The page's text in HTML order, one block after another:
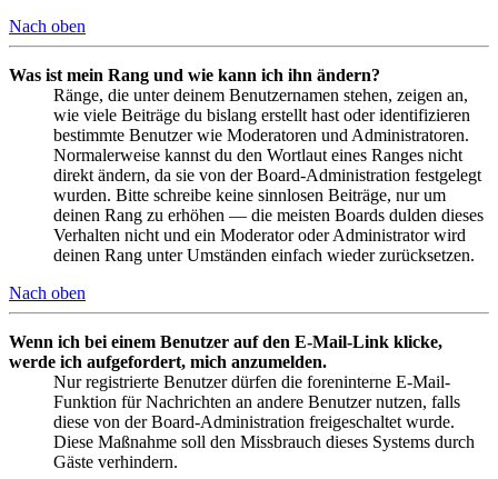
Nach oben
Was ist mein Rang und wie kann ich ihn ändern?
Ränge, die unter deinem Benutzernamen stehen, zeigen an,
wie viele Beiträge du bislang erstellt hast oder identifizieren
bestimmte Benutzer wie Moderatoren und Administratoren.
Normalerweise kannst du den Wortlaut eines Ranges nicht
direkt ändern, da sie von der Board-Administration festgelegt
wurden. Bitte schreibe keine sinnlosen Beiträge, nur um
deinen Rang zu erhöhen — die meisten Boards dulden dieses
Verhalten nicht und ein Moderator oder Administrator wird
deinen Rang unter Umständen einfach wieder zurücksetzen.
Nach oben
Wenn ich bei einem Benutzer auf den E-Mail-Link klicke,
werde ich aufgefordert, mich anzumelden.
Nur registrierte Benutzer dürfen die foreninterne E-Mail-
Funktion für Nachrichten an andere Benutzer nutzen, falls
diese von der Board-Administration freigeschaltet wurde.
Diese Maßnahme soll den Missbrauch dieses Systems durch
Gäste verhindern.